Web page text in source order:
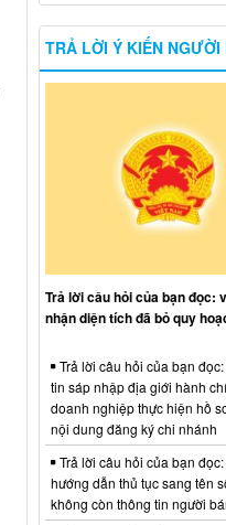
TRẢ LỜI Ý KIẾN NGƯỜI
Trả lời câu hỏi của bạn đọc:
nhận diện tích đã bỏ quy
Trả lời câu hỏi của bạn
tin sáp nhập địa giới hành
doanh nghiệp thực hiện hồ
nội dung đăng ký chi nhánh
Trả lời câu hỏi của bạn
hướng dẫn thủ tục sang tên
không còn thông tin người